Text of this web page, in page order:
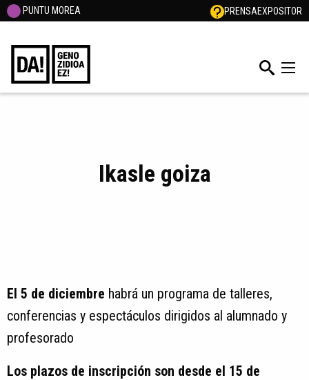
PUNTU MOREA PRENSAEXPOSITOR
Ikasle goiza
El 5 de diciembre habrá un programa de talleres,
conferencias y espectáculos dirigidos al alumnado y
profesorado
Los plazos de inscripción son desde el 15 de